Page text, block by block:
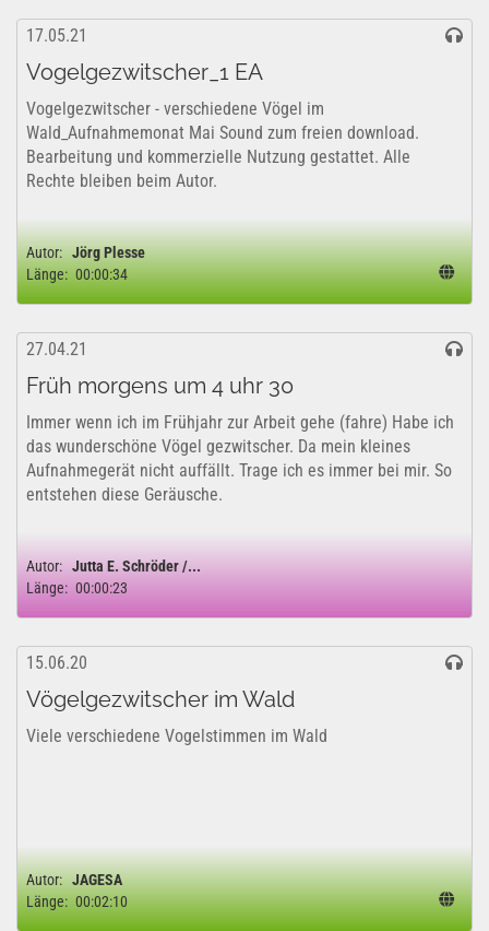
17.05.21
Vogelgezwitscher_1 EA
Vogelgezwitscher - verschiedene Vögel im
Wald_Aufnahmemonat Mai Sound zum freien download.
Bearbeitung und kommerzielle Nutzung gestattet. Alle
Rechte bleiben beim Autor.
Autor: Jörg Plesse
Länge: 00:00:34
27.04.21
Früh morgens um 4 uhr 30
Immer wenn ich im Frühjahr zur Arbeit gehe (fahre) Habe ich
das wunderschöne Vögel gezwitscher. Da mein kleines
Aufnahmegerät nicht auffällt. Trage ich es immer bei mir. So
entstehen diese Geräusche.
Autor: Jutta E. Schröder /...
Länge: 00:00:23
15.06.20
Vögelgezwitscher im Wald
Viele verschiedene Vogelstimmen im Wald
Autor: JAGESA
Länge: 00:02:10